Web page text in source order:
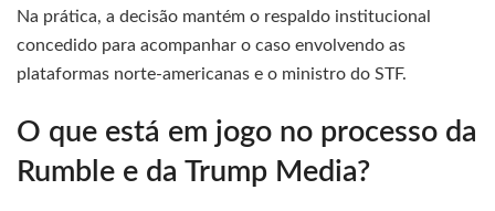
Na prática, a decisão mantém o respaldo institucional
concedido para acompanhar o caso envolvendo as
plataformas norte-americanas e o ministro do STF.
O que está em jogo no processo da
Rumble e da Trump Media?